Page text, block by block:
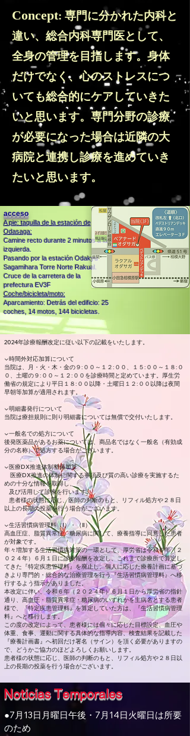
Concept: 専門に分かれた内科と
違い、総合内科専門医として、
全身の管理を目指します。身体
だけでなく、心のストレスにつ
いても総合的にケアしていきた
いと思います。専門分野の診療
が必要になった場合は近隣の大
病院と連携し診療を進めていき
たいと思います。
acceso
A pie: taquilla de la estación de
Odasaga:
Camine recto durante 2 minutos a la
izquierda.
Pasando por la estación Odakyu
Sagamihara Torre Norte Rakual.
Cruce de la carretera de la
prefectura EV3F
Coche/bicicleta/moto:
Aparcamiento: Detrás del edificio: 25
coches, 14 motos, 144 bicicletas.
2024年診療報酬改定に従い以下の記載をいたします。
▼時間外対応加算について
当院は、月・火・木・金の９:００～１２:００、１５:００～１８:０
０、土曜の９:００～１２:００を診療時間と定めています。厚生労
働省の規定により平日１８:００以降・土曜日１２:００以降は夜間
早朝等加算が適用されます。
▼明細書発行について
当院は療担規則に則り明細書については無償で交付いたします。
▼一般名での処方について
後発医薬品があるお薬については、商品名ではなく一般名（有効成
分の名称）で処方する場合がございます。
▼医療DX推進体制整備加算
医療DX推進の体制に関する事項及び質の高い診療を実施するた
めの十分な情報を取得し、
及び活用して診療を行います。
患者様の状態に応じ、医師の判断のもと、リフィル処方や２８日
以上の長期の投薬を行う場合がございます。
▼生活習慣病管理料（Ⅰ）・（Ⅱ）
高血圧症、脂質異常症、糖尿病に関して、療養指導に同意した患者
が対象です。
年々増加する生活習慣病対策の一環として、厚労省は令和６年（２
０２４年）６月１日に診療報酬を改定し、これまで診療所で算定し
てきた『特定疾患管理料』を廃止し、個人に応じた療養計画に基づ
きより専門的・総合的な治療管理を行う『生活習慣病管理料』へ移
行するよう指示がありました。
本改定に伴い、令和６年（２０２４年）６月１日から厚労省の指針
通り、高血圧・脂質異常症・糖尿病のいずれかを主病名とする患者
様で、『特定疾患管理料』を算定していた方は、『生活習慣病管理
料』へと移行します。
この度の改定によって、患者様には個々に応じた目標設定、血圧や
体重、食事、運動に関する具体的な指導内容、検査結果を記載した
『療養計画書』へ初回だけ署名（サイン）を頂く必要がありますの
で、どうかご協力のほどよろしくお願いします。
患者様の状態に応じ、医師の判断のもと、リフィル処方や２８日以
上の長期の投薬を行う場合がございます。
Noticias Temporales
●7月13日月曜日午後・7月14日火曜日は所要
のため